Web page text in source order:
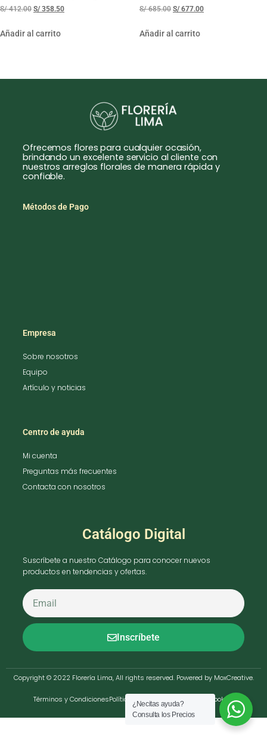
S/412.00 S/ 358.50
Añadir al carrito
S/685.00 S/ 677.00
Añadir al carrito
Ofrecemos flores para cualquier ocasión,
brindando un excelente servicio al cliente con
nuestros arreglos florales de manera rápida y
confiable.
Métodos de Pago
Empresa
Sobre nosotros
Equipo
Artículo y noticias
Centro de ayuda
Mi cuenta
Preguntas más frecuentes
Contacta con nosotros
Catálogo Digital
Suscríbete a nuestro Catálogo para conocer nuevos
productos en tendencias y ofertas.
Inscríbete
Copyright © 2022 Florería Lima, All rights reserved. Powered by MoxCreative.
Términos y CondicionesPolítica de Privacidad Política de cookies
¿Necitas ayuda?
Consulta los Precios